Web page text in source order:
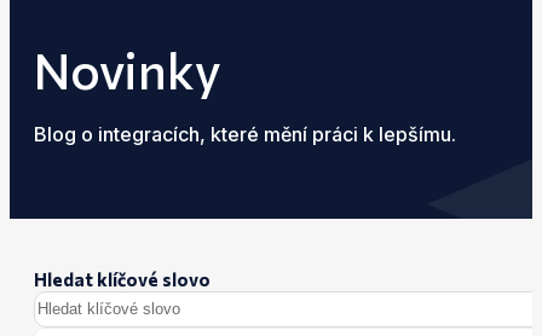
Novinky
Blog o integracích, které mění práci k lepšímu.
Hledat klíčové slovo